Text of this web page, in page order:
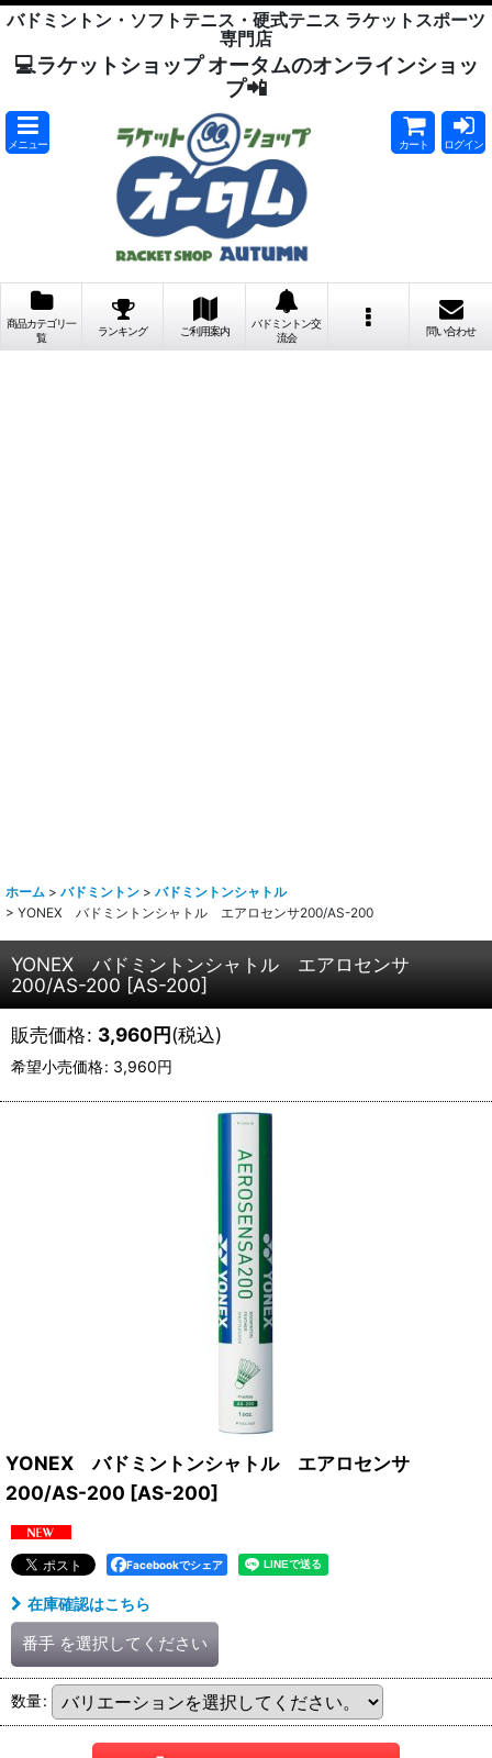
バドミントン・ソフトテニス・硬式テニス ラケットスポーツ
専門店
💻ラケットショップ オータムのオンラインショッ
プ📲
メニュー カート ログイン
商品カテゴリ一
覧
ランキング ご利用案内
バドミントン交
流会
問い合わせ
ホーム > バドミントン > バドミントンシャトル
> YONEX バドミントンシャトル エアロセンサ200/AS-200
YONEX バドミントンシャトル エアロセンサ
200/AS-200 [AS-200]
販売価格: 3,960円(税込)
希望小売価格: 3,960円
YONEX バドミントンシャトル エアロセンサ
200/AS-200 [AS-200]
Facebookでシェア
在庫確認はこちら
番手 を選択してください
数量: